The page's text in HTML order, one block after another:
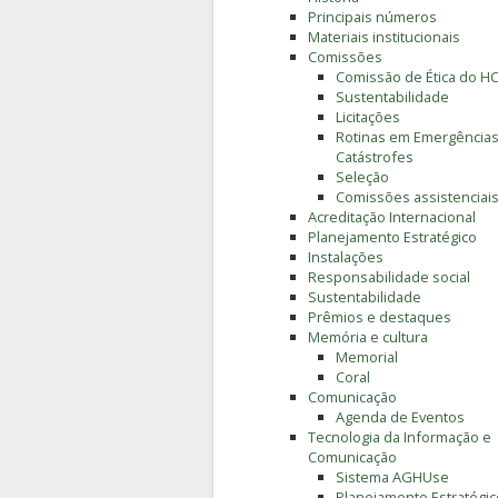
Principais números
Materiais institucionais
Comissões
Comissão de Ética do
Sustentabilidade
Licitações
Rotinas em
Catástrofes
Seleção
Comissões assistenciais
Acreditação Internacional
Planejamento Estratégico
Instalações
Responsabilidade social
Sustentabilidade
Prêmios e destaques
Memória e cultura
Memorial
Coral
Comunicação
Agenda de Eventos
Tecnologia da Informação e
Comunicação
Sistema AGHUse